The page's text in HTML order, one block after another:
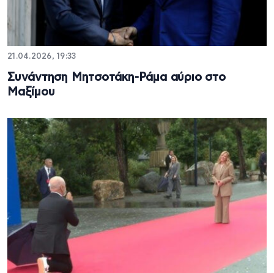
21.04.2026, 19:33
Συνάντηση Μητσοτάκη-Ράμα αύριο στο
Μαξίμου